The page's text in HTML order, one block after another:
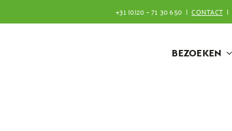
+31 (0)20 – 71 30 650 | CONTACT|
BEZOEKEN